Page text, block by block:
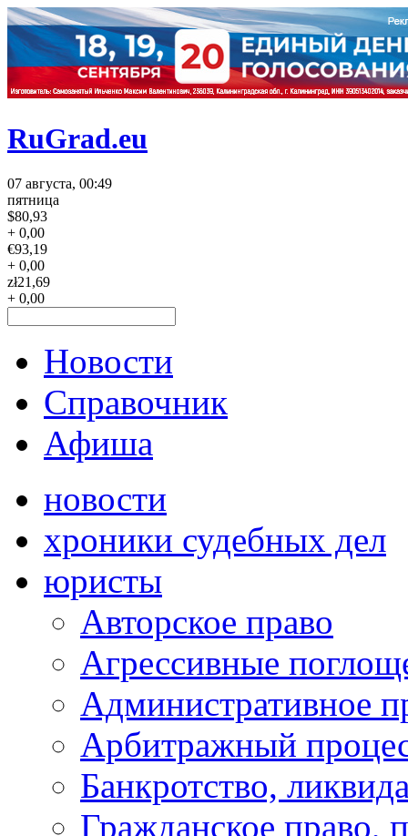
RuGrad.eu
07 августа, 00:49
пятница
$80,93
+ 0,00
€93,19
+ 0,00
zł21,69
+ 0,00
Новости
Справочник
Афиша
новости
хроники судебных дел
юристы
Авторское право
Агрессивные
Административное
Арбитражный
Банкротство,
Гражданское право,